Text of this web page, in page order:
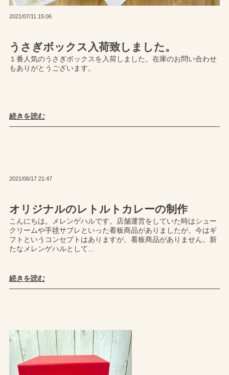
うさぎボックス入荷致しました。
2021/07/11 15:06
１番人気のうさぎボックスを入荷しました。在庫のお問い合わせ
もありがとうございます。
続きを読む
オリジナルのレトルトカレーの制作
2021/06/17 21:47
こんにちは。メレンゲハルです。店舗運営をしていた時はシュー
クリームや手毬サブレといった看板商品がありましたが、今はギ
フトというコンセプトはありますが、看板商品がありません。新
たなメレンゲハルとして...
続きを読む